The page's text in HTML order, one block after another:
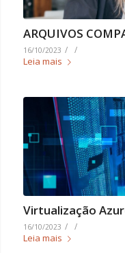
ARQUIVOS
16/10/2023 / /
Leia mais
Virtualização
16/10/2023 / /
Leia mais